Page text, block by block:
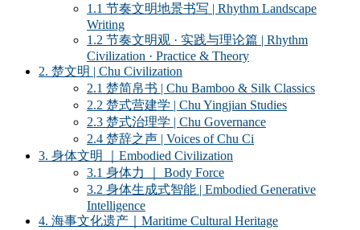
1.1 节奏文明地景书写 | Rhythm Landscape
Writing
1.2 节奏文明观 · 实践与理论篇 | Rhythm
Civilization · Practice & Theory
2. 楚文明 | Chu Civilization
2.1 楚简帛书 | Chu Bamboo & Silk Classics
2.2 楚式营建学 | Chu Yingjian Studies
2.3 楚式治理学 | Chu Governance
2.4 楚辞之声 | Voices of Chu Ci
3. 身体文明 ｜Embodied Civilization
3.1 身体力 ｜ Body Force
3.2 身体生成式智能 | Embodied Generative
Intelligence
4. 海事文化遗产｜Maritime Cultural Heritage